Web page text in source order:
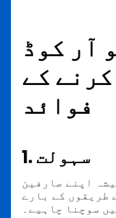
آر کوڈ
کے
فوائد
1. سہولت
اپنے صارفین
طریقوں کے بارے
سوچنا چاہیے۔